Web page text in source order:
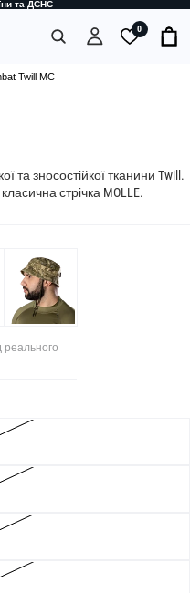
та ДСНС
0
Twill MC
та зносостійкої тканини Twill.
стрічка MOLLE.
реального